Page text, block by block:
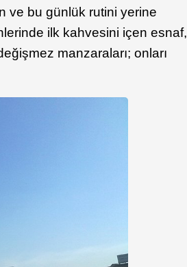
ve bu günlük rutini yerine
ilk kahvesini içen esnaf,
manzaraları; onları